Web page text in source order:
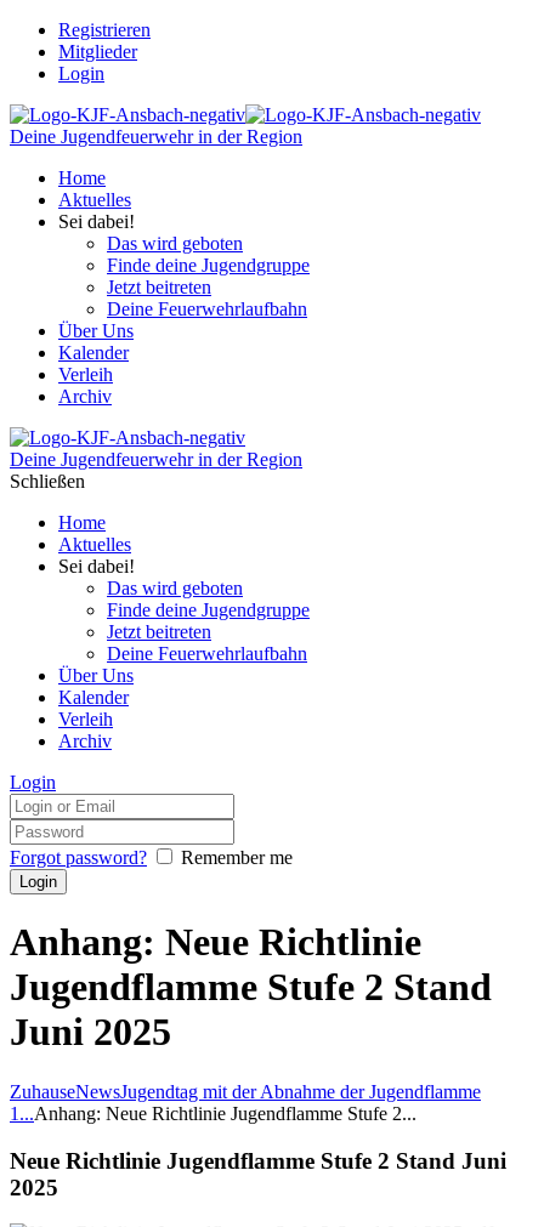
Registrieren
Mitglieder
Login
Deine Jugendfeuerwehr in der Region
Home
Aktuelles
Sei dabei!
Das wird geboten
Finde deine Jugendgruppe
Jetzt beitreten
Deine Feuerwehrlaufbahn
Über Uns
Kalender
Verleih
Archiv
Deine Jugendfeuerwehr in der Region
Schließen
Home
Aktuelles
Sei dabei!
Das wird geboten
Finde deine Jugendgruppe
Jetzt beitreten
Deine Feuerwehrlaufbahn
Über Uns
Kalender
Verleih
Archiv
Login
Forgot password? Remember me
Anhang: Neue Richtlinie
Jugendflamme Stufe 2 Stand
Juni 2025
ZuhauseNewsJugendtag mit der Abnahme der Jugendflamme
1...Anhang: Neue Richtlinie Jugendflamme Stufe 2...
Neue Richtlinie Jugendflamme Stufe 2 Stand Juni
2025